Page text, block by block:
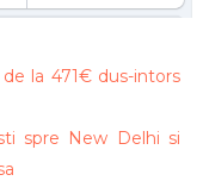
la 471€ dus-intors
spre New Delhi si